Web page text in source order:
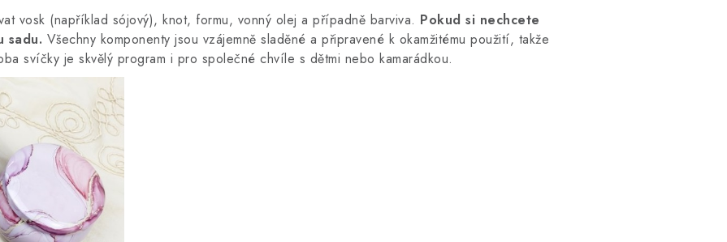
vosk (například sójový), knot, formu, vonný olej a případně barviva. Pokud si nechcete
sadu. Všechny komponenty jsou vzájemně sladěné a připravené k okamžitému použití, takže
svíčky je skvělý program i pro společné chvíle s dětmi nebo kamarádkou.